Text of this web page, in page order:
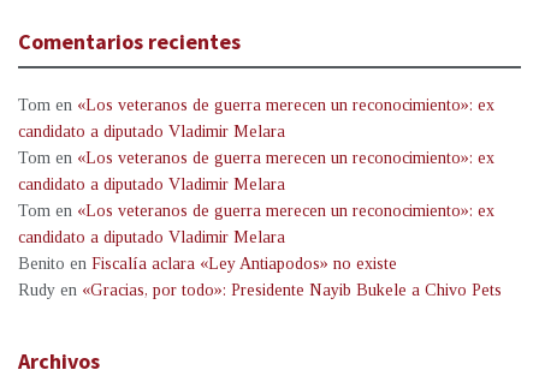
Comentarios recientes
Tom en «Los veteranos de guerra merecen un reconocimiento»: ex
candidato a diputado Vladimir Melara
Tom en «Los veteranos de guerra merecen un reconocimiento»: ex
candidato a diputado Vladimir Melara
Tom en «Los veteranos de guerra merecen un reconocimiento»: ex
candidato a diputado Vladimir Melara
Benito en Fiscalía aclara «Ley Antiapodos» no existe
Rudy en «Gracias, por todo»: Presidente Nayib Bukele a Chivo Pets
Archivos